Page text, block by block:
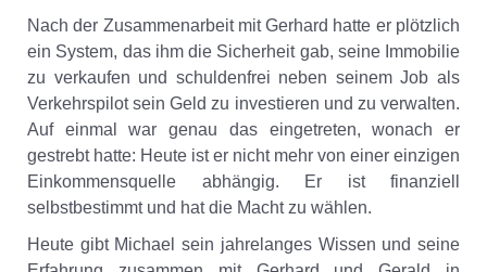
Nach der Zusammenarbeit mit Gerhard hatte er plötzlich
ein System, das ihm die Sicherheit gab, seine Immobilie
zu verkaufen und schuldenfrei neben seinem Job als
Verkehrspilot sein Geld zu investieren und zu verwalten.
Auf einmal war genau das eingetreten, wonach er
gestrebt hatte: Heute ist er nicht mehr von einer einzigen
Einkommensquelle abhängig. Er ist finanziell
selbstbestimmt und hat die Macht zu wählen.
Heute gibt Michael sein jahrelanges Wissen und seine